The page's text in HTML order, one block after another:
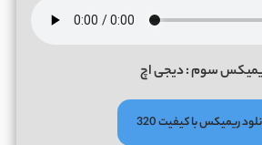
سوم : دیجی اچ
ریمیکس با کیفیت 320